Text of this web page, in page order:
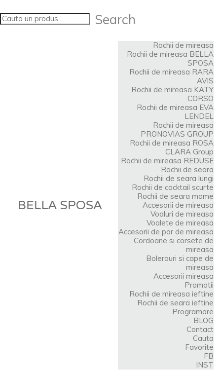
Search
Rochii de mireasa
Rochii de mireasa BELLA
SPOSA
Rochii de mireasa RARA
AVIS
Rochii de mireasa KATY
CORSO
Rochii de mireasa EVA
LENDEL
Rochii de mireasa
PRONOVIAS GROUP
Rochii de mireasa ROSA
CLARA Group
Rochii de mireasa REDUSE
Rochii de seara
Rochii de seara lungi
Rochii de cocktail scurte
Rochii de seara mame
Accesorii de mireasa
Voaluri de mireasa
Voalete de mireasa
Accesorii de par de mireasa
Cordoane si corsete de
mireasa
Bolerouri si cape de
mireasa
Accesorii mireasa
Promotii
Rochii de mireasa ieftine
Rochii de seara ieftine
Programare
BLOG
Contact
Cauta
Favorite
FB
INST